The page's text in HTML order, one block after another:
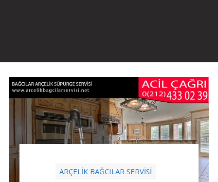
ARÇELİK BAĞCILAR SERVİSİ